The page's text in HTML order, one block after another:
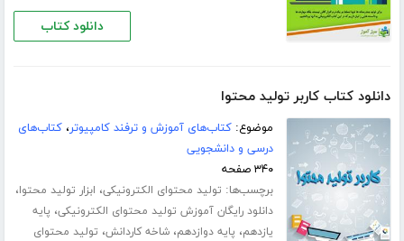
دانلود کتاب
دانلود کتاب کاربر تولید محتوا
موضوع:کتاب‌های آموزش و ترفند کامپیوتر،کتاب‌های
درسی و دانشجویی
۳۴۰ صفحه
برچسب‌ها: تولید محتوای الکترونیکی، ابزار تولید محتوا،
دانلود رایگان آموزش تولید محتوای الکترونیکی، پایه
یازدهم، پایه دوازدهم،شاخه کاردانش، تولید محتوای